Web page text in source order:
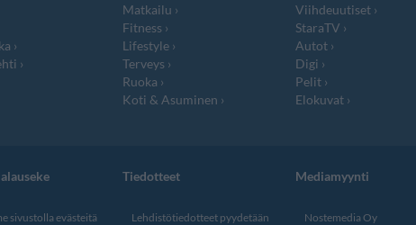
Matkailu
Fitness
Lifestyle
Terveys
Ruoka
Koti & Asuminen
Viihdeuutiset
StaraTV
Autot
Digi
Pelit
Elokuvat
sivustolla evästeitä
Tiedotteet
Lehdistötiedotteet pyydetään
Mediamyynti
Nostemedia Oy